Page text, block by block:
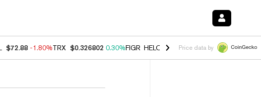
$72.88 -1.80%TRX $0.326802 0.30%FIGR_HELOC $1.035 1.50% HYPE $55.63
Price data by